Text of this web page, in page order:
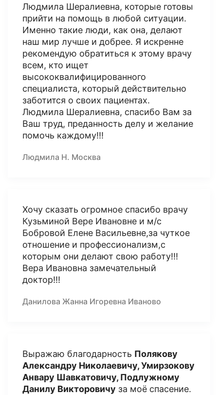
Людмила Шералиевна, которые готовы
прийти на помощь в любой ситуации.
Именно такие люди, как она, делают
наш мир лучше и добрее. Я искренне
рекомендую обратиться к этому врачу
всем, кто ищет
высококвалифицированного
специалиста, который действительно
заботится о своих пациентах.
Людмила Шералиевна, спасибо Вам за
Ваш труд, преданность делу и желание
помочь каждому!!!
Людмила Н. Москва
Хочу сказать огромное спасибо врачу
Кузьминой Вере Ивановне и м/c
Бобровой Елене Васильевне,за чуткое
отношение и профессионализм,с
которым они делают свою работу!!!
Вера Ивановна замечательный
доктор!!!
Данилова Жанна Игоревна Иваново
Выражаю благодарность Полякову
Александру Николаевичу, Умирзокову
Анвару Шавкатовичу, Подлужному
Данилу Викторовичу за моё спасение.